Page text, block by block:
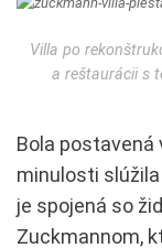
Villa po
a reštaurácii s
Bola postavená
minulosti
je spojená so
Zuckmannom,